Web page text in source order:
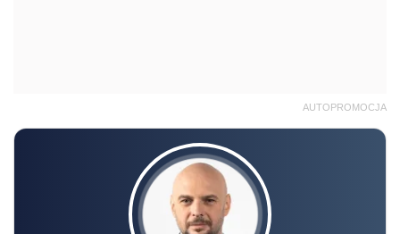
AUTOPROMOCJA